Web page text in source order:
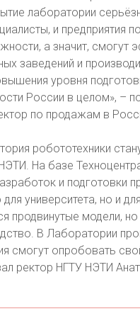
лаборатории
и предприятия
а значит, смогут
заведений и
уровня
России в целом», –
по продажам в
робототехники
На базе
и подготовки
университета, но и
продвинутые модели,
В Лаборатории
смогут опробовать
ректор НГТУ НЭТИ